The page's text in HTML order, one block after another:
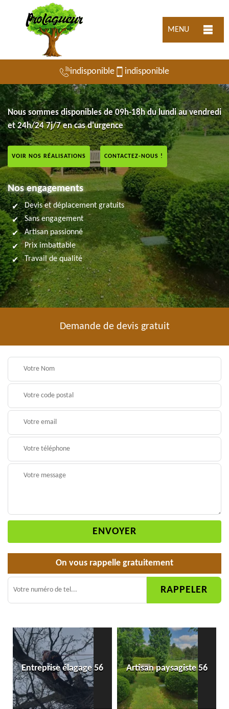
MENU
indisponible indisponible
Nous sommes disponibles de 09h-18h du lundi au vendredi
et 24h/24 7j/7 en cas d'urgence
VOIR NOS RÉALISATIONS CONTACTEZ-NOUS !
Nos engagements
Devis et déplacement gratuits
Sans engagement
Artisan passionné
Prix imbattable
Travail de qualité
Demande de devis gratuit
On vous rappelle gratuitement
Entreprise élagage 56 Artisan paysagiste 56